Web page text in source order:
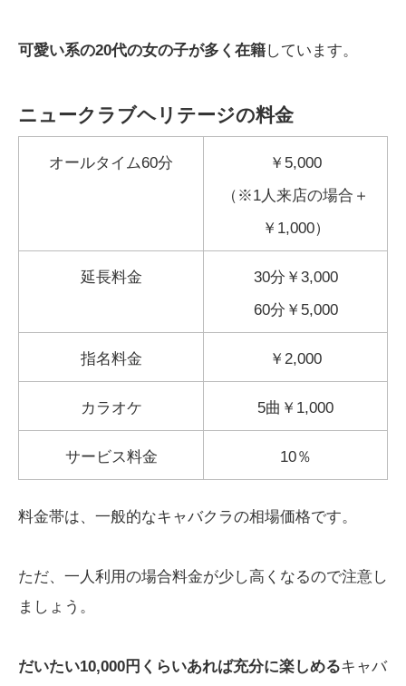
可愛い系の20代の女の子が多く在籍しています。
ニュークラブヘリテージの料金
オールタイム60分
￥5,000
（※1人来店の場合＋
￥1,000）
延長料金
30分￥3,000
60分￥5,000
指名料金 ￥2,000
カラオケ 5曲￥1,000
サービス料金 10％
料金帯は、一般的なキャバクラの相場価格です。
ただ、一人利用の場合料金が少し高くなるので注意し
ましょう。
だいたい10,000円くらいあれば充分に楽しめるキャバ